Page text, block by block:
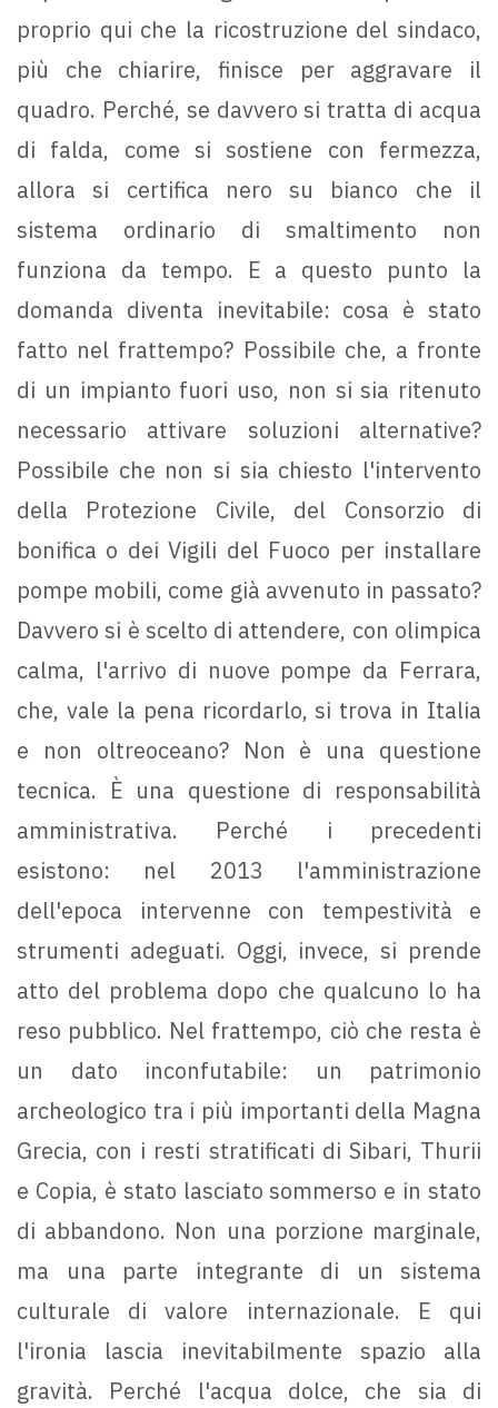
proprio qui che la ricostruzione del sindaco,
più che chiarire, finisce per aggravare il
quadro. Perché, se davvero si tratta di acqua
di falda, come si sostiene con fermezza,
allora si certifica nero su bianco che il
sistema ordinario di smaltimento non
funziona da tempo. E a questo punto la
domanda diventa inevitabile: cosa è stato
fatto nel frattempo? Possibile che, a fronte
di un impianto fuori uso, non si sia ritenuto
necessario attivare soluzioni alternative?
Possibile che non si sia chiesto l'intervento
della Protezione Civile, del Consorzio di
bonifica o dei Vigili del Fuoco per installare
pompe mobili, come già avvenuto in passato?
Davvero si è scelto di attendere, con olimpica
calma, l'arrivo di nuove pompe da Ferrara,
che, vale la pena ricordarlo, si trova in Italia
e non oltreoceano? Non è una questione
tecnica. È una questione di responsabilità
amministrativa. Perché i precedenti
esistono: nel 2013 l'amministrazione
dell'epoca intervenne con tempestività e
strumenti adeguati. Oggi, invece, si prende
atto del problema dopo che qualcuno lo ha
reso pubblico. Nel frattempo, ciò che resta è
un dato inconfutabile: un patrimonio
archeologico tra i più importanti della Magna
Grecia, con i resti stratificati di Sibari, Thurii
e Copia, è stato lasciato sommerso e in stato
di abbandono. Non una porzione marginale,
ma una parte integrante di un sistema
culturale di valore internazionale. E qui
l'ironia lascia inevitabilmente spazio alla
gravità. Perché l'acqua dolce, che sia di